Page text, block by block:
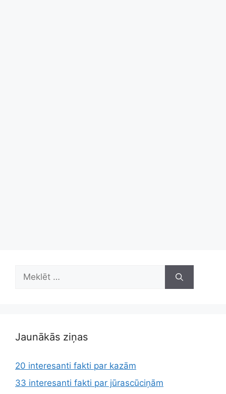
Meklēt:
Jaunākās ziņas
20 interesanti fakti par kazām
33 interesanti fakti par jūrascūciņām